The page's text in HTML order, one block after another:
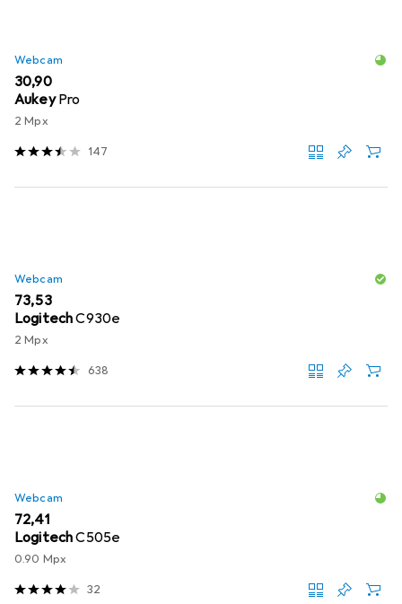
Webcam
EUR
30,90
Aukey Pro
2 Mpx
147
Webcam
EUR
73,53
LogitechC930e
2 Mpx
638
Webcam
EUR
72,41
LogitechC505e
0.90 Mpx
32